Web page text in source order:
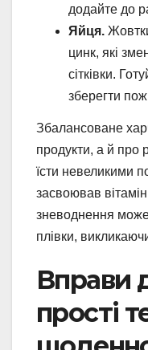
додайте до
Яйця.
цинк, які
сітківки.
зберегти
Збалансоване
продукти, а й про
їсти невеликими
засвоював
зневоднення може
плівки,
Вправи
прості